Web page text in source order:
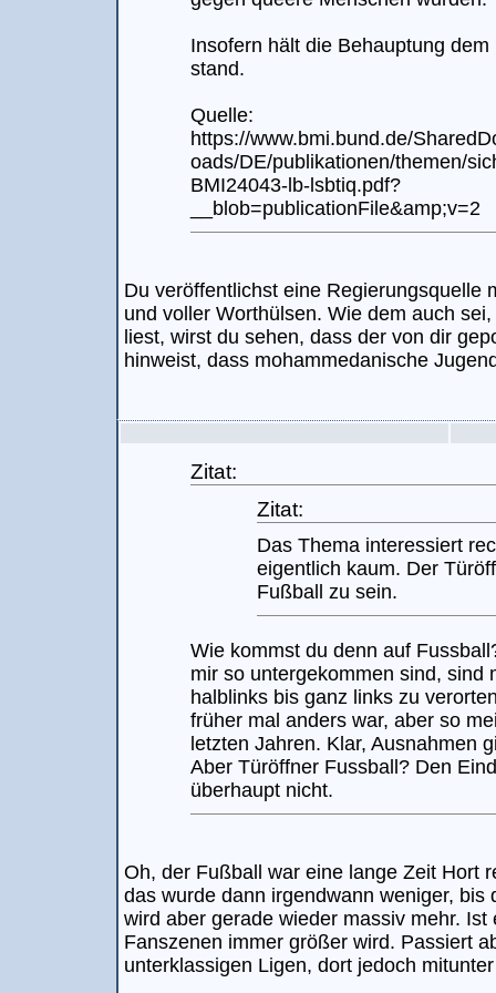
Insofern hält die Behauptung
stand.
Quelle:
https://www.bmi.bund.de/
oads/DE/publikationen/themen/
BMI24043-lb-lsbtiq.pdf?
__blob=publicationFile&amp;v=2
Du veröffentlichst eine Regierungsquelle
und voller Worthülsen. Wie dem auch
liest, wirst du sehen, dass der von dir
hinweist, dass mohammedanische
Zitat:
Zitat:
Das Thema interessiert
eigentlich kaum. Der
Fußball zu sein.
Wie kommst du denn auf
mir so untergekommen sind, sind
halblinks bis ganz links zu
früher mal anders war, aber so
letzten Jahren. Klar, Ausnahmen
Aber Türöffner Fussball? Den
überhaupt nicht.
Oh, der Fußball war eine lange Zeit Hort
das wurde dann irgendwann weniger, bis
wird aber gerade wieder massiv mehr.
Fanszenen immer größer wird. Passiert
unterklassigen Ligen, dort jedoch